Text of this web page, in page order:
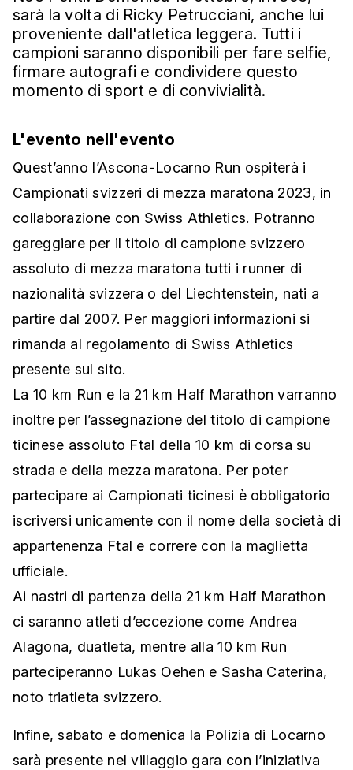
sarà la volta di Ricky Petrucciani, anche lui
proveniente dall'atletica leggera. Tutti i
campioni saranno disponibili per fare selfie,
firmare autografi e condividere questo
momento di sport e di convivialità.
L'evento nell'evento
Quest’anno l’Ascona-Locarno Run ospiterà i
Campionati svizzeri di mezza maratona 2023, in
collaborazione con Swiss Athletics. Potranno
gareggiare per il titolo di campione svizzero
assoluto di mezza maratona tutti i runner di
nazionalità svizzera o del Liechtenstein, nati a
partire dal 2007. Per maggiori informazioni si
rimanda al regolamento di Swiss Athletics
presente sul sito.
La 10 km Run e la 21 km Half Marathon varranno
inoltre per l’assegnazione del titolo di campione
ticinese assoluto Ftal della 10 km di corsa su
strada e della mezza maratona. Per poter
partecipare ai Campionati ticinesi è obbligatorio
iscriversi unicamente con il nome della società di
appartenenza Ftal e correre con la maglietta
ufficiale.
Ai nastri di partenza della 21 km Half Marathon
ci saranno atleti d’eccezione come Andrea
Alagona, duatleta, mentre alla 10 km Run
parteciperanno Lukas Oehen e Sasha Caterina,
noto triatleta svizzero.
Infine, sabato e domenica la Polizia di Locarno
sarà presente nel villaggio gara con l’iniziativa